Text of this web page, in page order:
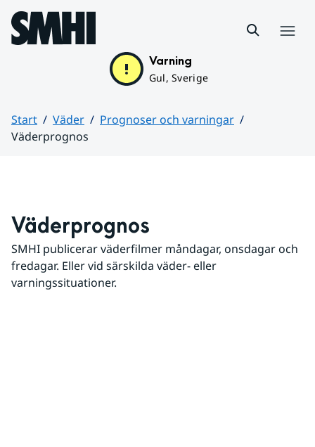
Hoppa till sidans innehåll
Varning
Gul, Sverige
Start Väder
Prognoser och varningar
Väderprognos
Väderprognos
SMHI publicerar väderfilmer måndagar, onsdagar och
fredagar. Eller vid särskilda väder- eller
varningssituationer.